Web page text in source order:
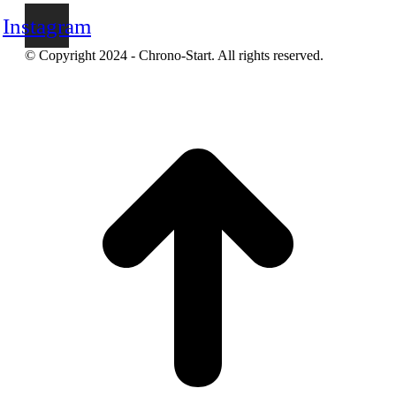
Instagram
© Copyright 2024 - Chrono-Start. All rights reserved.